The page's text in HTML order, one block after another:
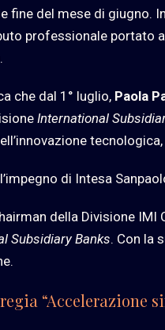
fine del mese di giugno.
professionale portato
che dal 1° luglio, Paola
International
di Intesa
della Divisione
Subsidiary Banks. Con la
“Accelerazione